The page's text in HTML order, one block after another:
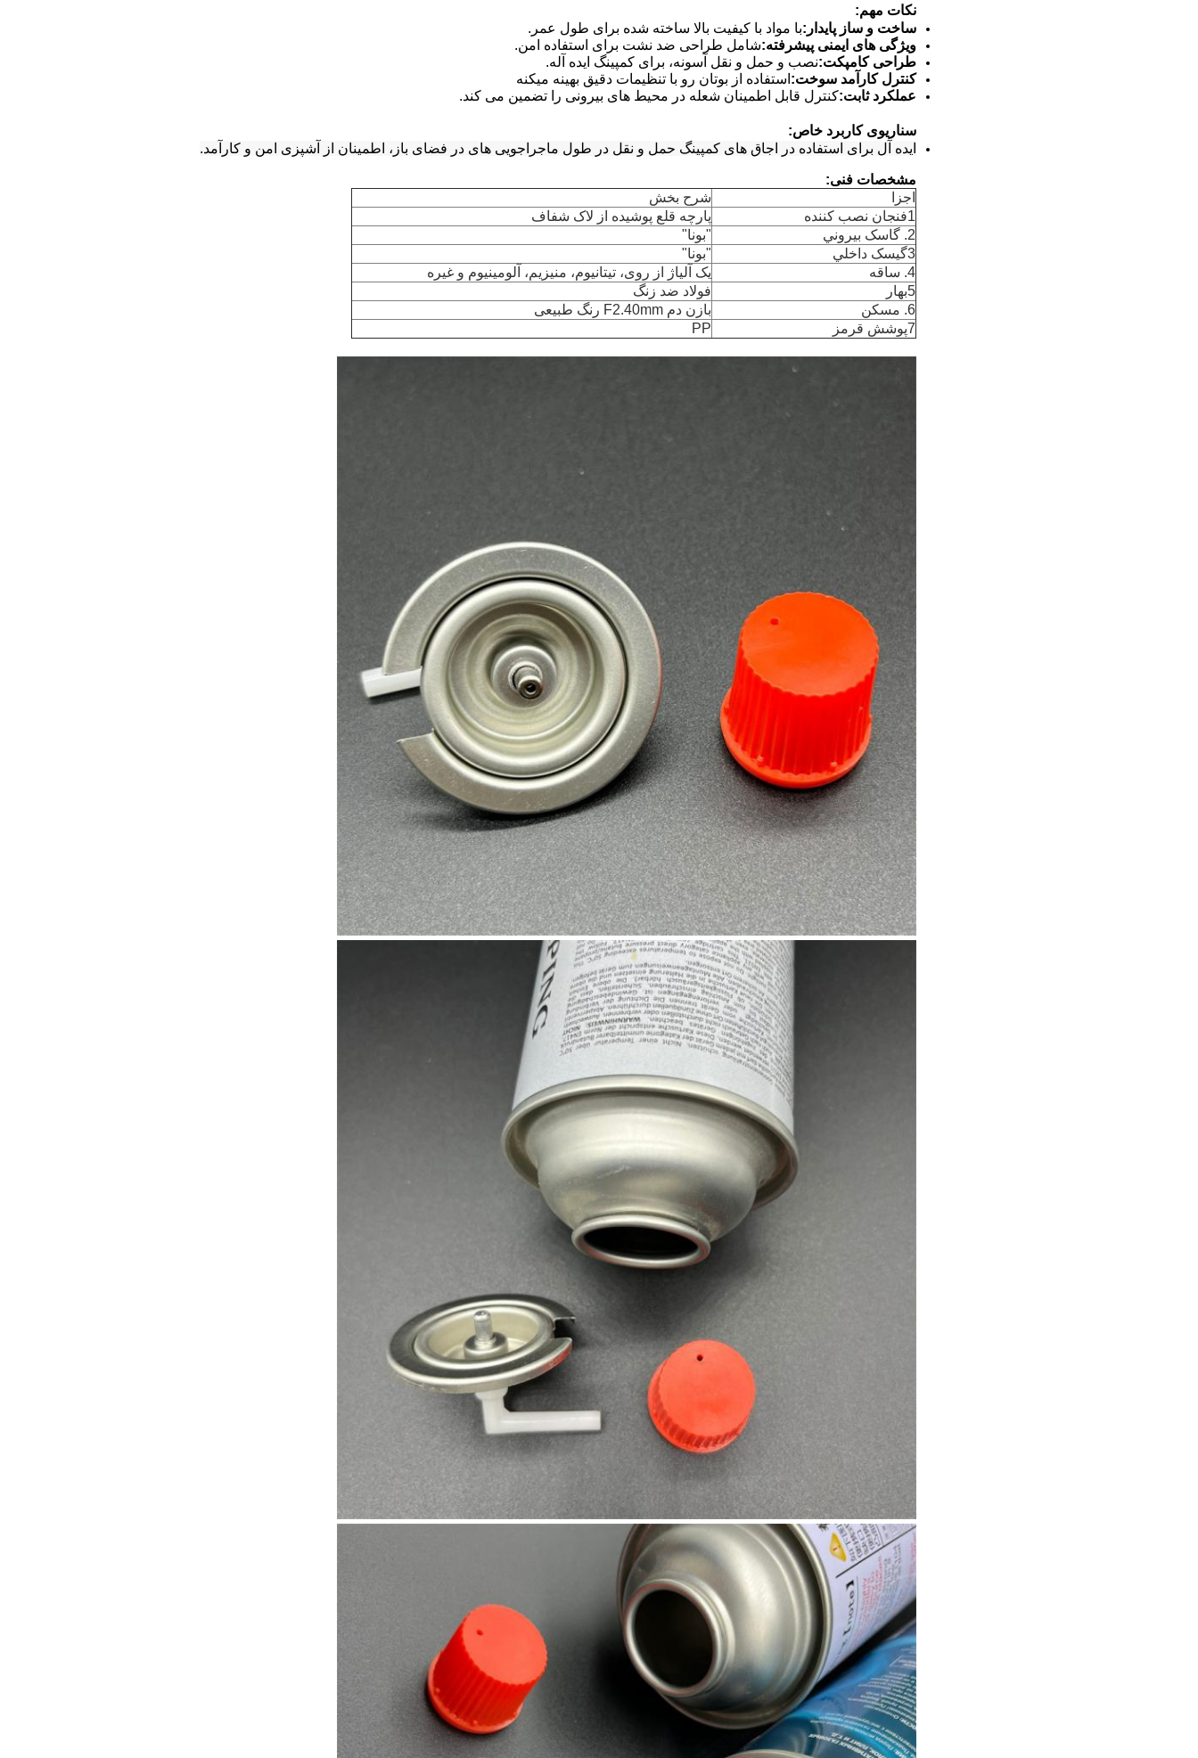
نکات مهم:
ساخت و ساز پایدار:با مواد با کیفیت بالا ساخته شده برای طول عمر.
ویژگی های ایمنی پیشرفته:شامل طراحی ضد نشت برای استفاده امن.
طراحی کامپکت:نصب و حمل و نقل آسونه، برای کمپینگ ایده آله.
کنترل کارآمد سوخت: استفاده از بوتان رو با تنظیمات دقیق بهینه میکنه
عملکرد ثابت:کنترل قابل اطمینان شعله در محیط های بیرونی را تضمین می کند.
سناریوی کاربرد خاص:
ایده آل برای استفاده در اجاق های کمپینگ حمل و نقل در طول ماجراجویی های در فضای باز، اطمینان از آشپزی امن و کارآمد.
مشخصات فنی:
اجزا
شرح بخش
1فنجان نصب کننده
پارچه قلع پوشیده از لاک شفاف
2. گاسک بيروني
"بونا"
3گيسک داخلي
"بونا"
4. ساقه
یک آلیاژ از روی، تیتانیوم، منیزیم، آلومینیوم و غیره
5بهار
فولاد ضد زنگ
6. مسکن
بازن دم F2.40mm رنگ طبیعی
7پوشش قرمز
PP